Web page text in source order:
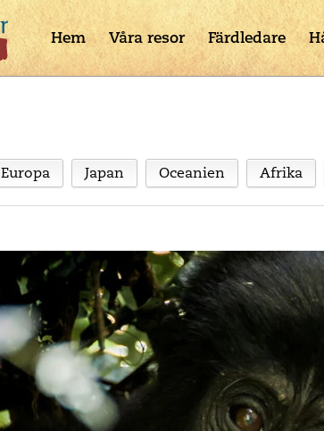
Hem Våra resor Färdledare
Europa Japan Oceanien Afrika